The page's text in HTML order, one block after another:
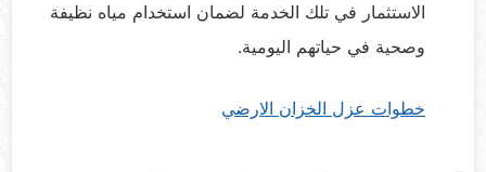
الاستثمار في تلك الخدمة لضمان استخدام مياه نظيفة
وصحية في حياتهم اليومية.
خطوات عزل الخزان الارضي